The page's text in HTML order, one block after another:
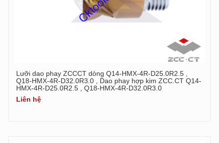
Lưỡi dao phay ZCCCT dòng Q14-HMX-4R-D25.0R2.5 ,
Q18-HMX-4R-D32.0R3.0 , Dao phay hợp kim ZCC.CT Q14-
HMX-4R-D25.0R2.5 , Q18-HMX-4R-D32.0R3.0
Liên hệ